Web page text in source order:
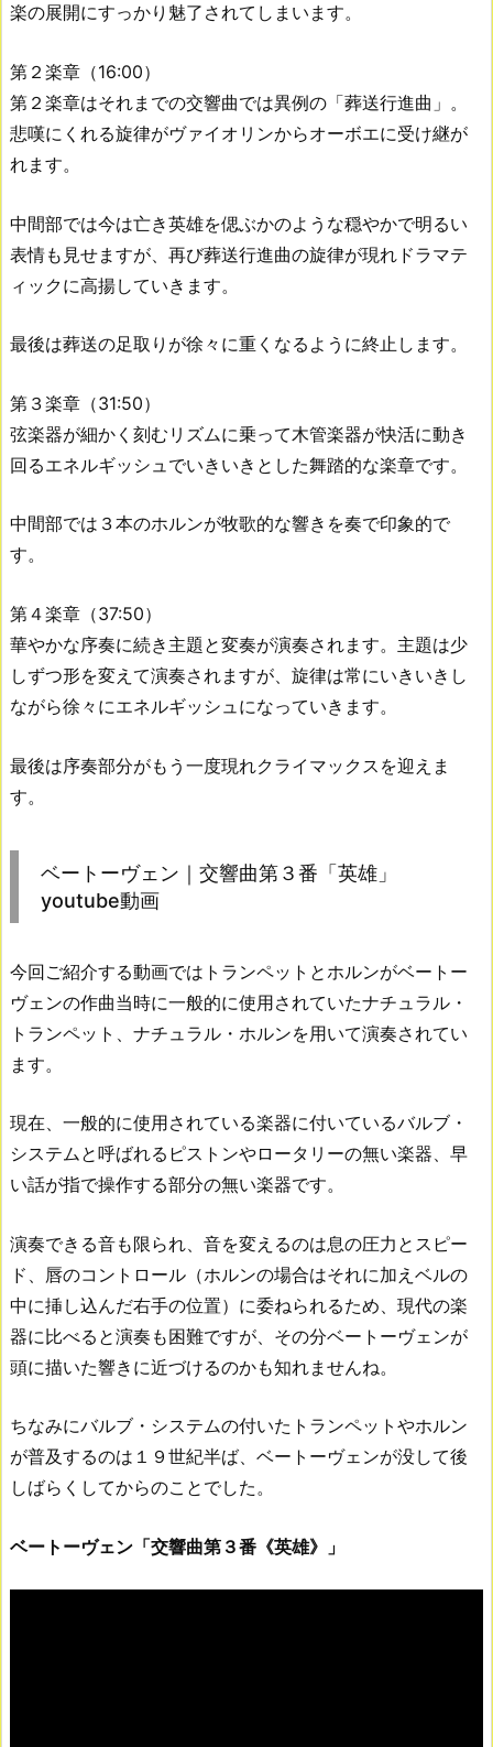
楽の展開にすっかり魅了されてしまいます。
第２楽章（16:00）
第２楽章はそれまでの交響曲では異例の「葬送行進曲」。
悲嘆にくれる旋律がヴァイオリンからオーボエに受け継が
れます。
中間部では今は亡き英雄を偲ぶかのような穏やかで明るい
表情も見せますが、再び葬送行進曲の旋律が現れドラマテ
ィックに高揚していきます。
最後は葬送の足取りが徐々に重くなるように終止します。
第３楽章（31:50）
弦楽器が細かく刻むリズムに乗って木管楽器が快活に動き
回るエネルギッシュでいきいきとした舞踏的な楽章です。
中間部では３本のホルンが牧歌的な響きを奏で印象的で
す。
第４楽章（37:50）
華やかな序奏に続き主題と変奏が演奏されます。主題は少
しずつ形を変えて演奏されますが、旋律は常にいきいきし
ながら徐々にエネルギッシュになっていきます。
最後は序奏部分がもう一度現れクライマックスを迎えま
す。
ベートーヴェン｜交響曲第３番「英雄」
youtube動画
今回ご紹介する動画ではトランペットとホルンがベートー
ヴェンの作曲当時に一般的に使用されていたナチュラル・
トランペット、ナチュラル・ホルンを用いて演奏されてい
ます。
現在、一般的に使用されている楽器に付いているバルブ・
システムと呼ばれるピストンやロータリーの無い楽器、早
い話が指で操作する部分の無い楽器です。
演奏できる音も限られ、音を変えるのは息の圧力とスピー
ド、唇のコントロール（ホルンの場合はそれに加えベルの
中に挿し込んだ右手の位置）に委ねられるため、現代の楽
器に比べると演奏も困難ですが、その分ベートーヴェンが
頭に描いた響きに近づけるのかも知れませんね。
ちなみにバルブ・システムの付いたトランペットやホルン
が普及するのは１９世紀半ば、ベートーヴェンが没して後
しばらくしてからのことでした。
ベートーヴェン「交響曲第３番《英雄》」